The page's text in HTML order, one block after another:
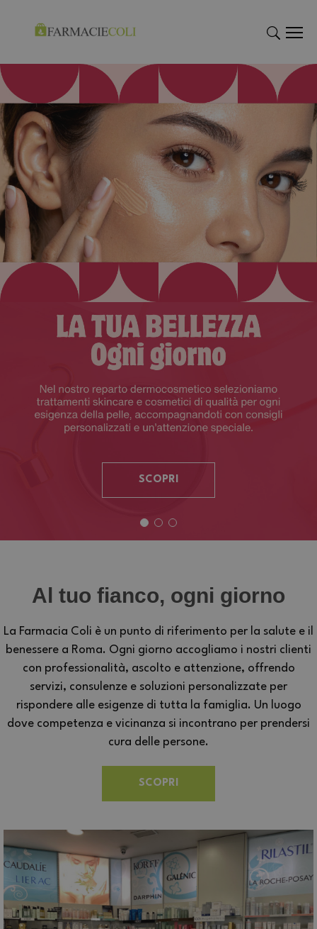
"Cerca
SCOPRI
Al tuo fianco, ogni giorno
La Farmacia Coli è un punto di riferimento per la salute e il
benessere a Roma. Ogni giorno accogliamo i nostri clienti
con professionalità, ascolto e attenzione, offrendo
servizi, consulenze e soluzioni personalizzate per
rispondere alle esigenze di tutta la famiglia. Un luogo
dove competenza e vicinanza si incontrano per prendersi
cura delle persone.
SCOPRI